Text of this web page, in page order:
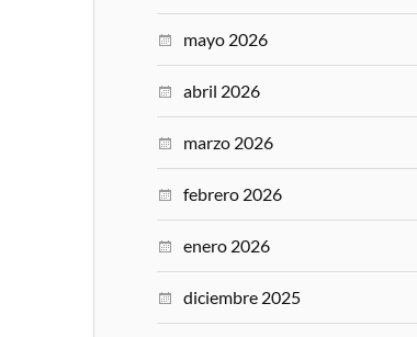
mayo 2026
abril 2026
marzo 2026
febrero 2026
enero 2026
diciembre 2025